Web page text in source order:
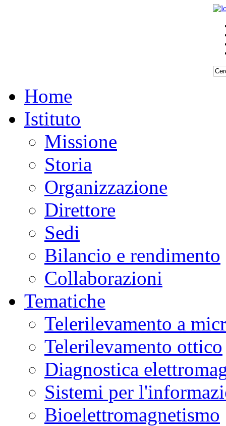
Home
Istituto
Missione
Storia
Organizzazione
Direttore
Sedi
Bilancio e rendimento
Collaborazioni
Tematiche
Telerilevamento a
Telerilevamento ottico
Diagnostica
Sistemi per
Bioelettromagnetismo